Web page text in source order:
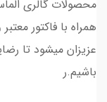
محصولات گالری
همراه با فاکتور
عزیزان میشود تا
باشیم.ر